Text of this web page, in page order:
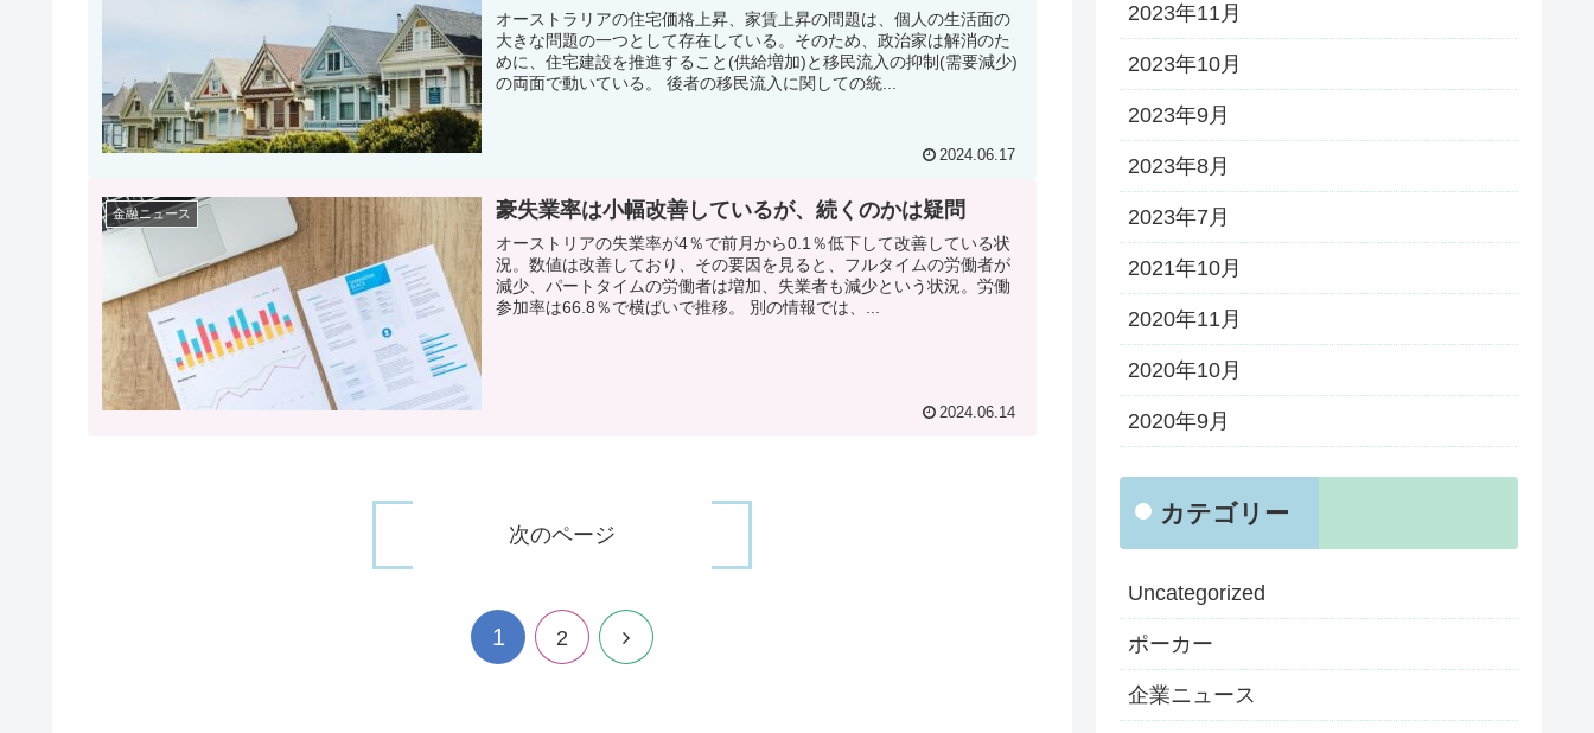
オーストラリアの住宅価格上昇、家賃上昇の問題は、個人の生活面の
大きな問題の一つとして存在している。そのため、政治家は解消のた
めに、住宅建設を推進すること(供給増加)と移民流入の抑制(需要減少)
の両面で動いている。 後者の移民流入に関しての統...
2024.06.17
金融ニュース 豪失業率は小幅改善しているが、続くのかは疑問
オーストリアの失業率が4％で前月から0.1％低下して改善している状
況。数値は改善しており、その要因を見ると、フルタイムの労働者が
減少、パートタイムの労働者は増加、失業者も減少という状況。労働
参加率は66.8％で横ばいで推移。 別の情報では、...
2024.06.14
次のページ
1 2 次
2023年11月
2023年10月
2023年9月
2023年8月
2023年7月
2021年10月
2020年11月
2020年10月
2020年9月
カテゴリー
Uncategorized
ポーカー
企業ニュース